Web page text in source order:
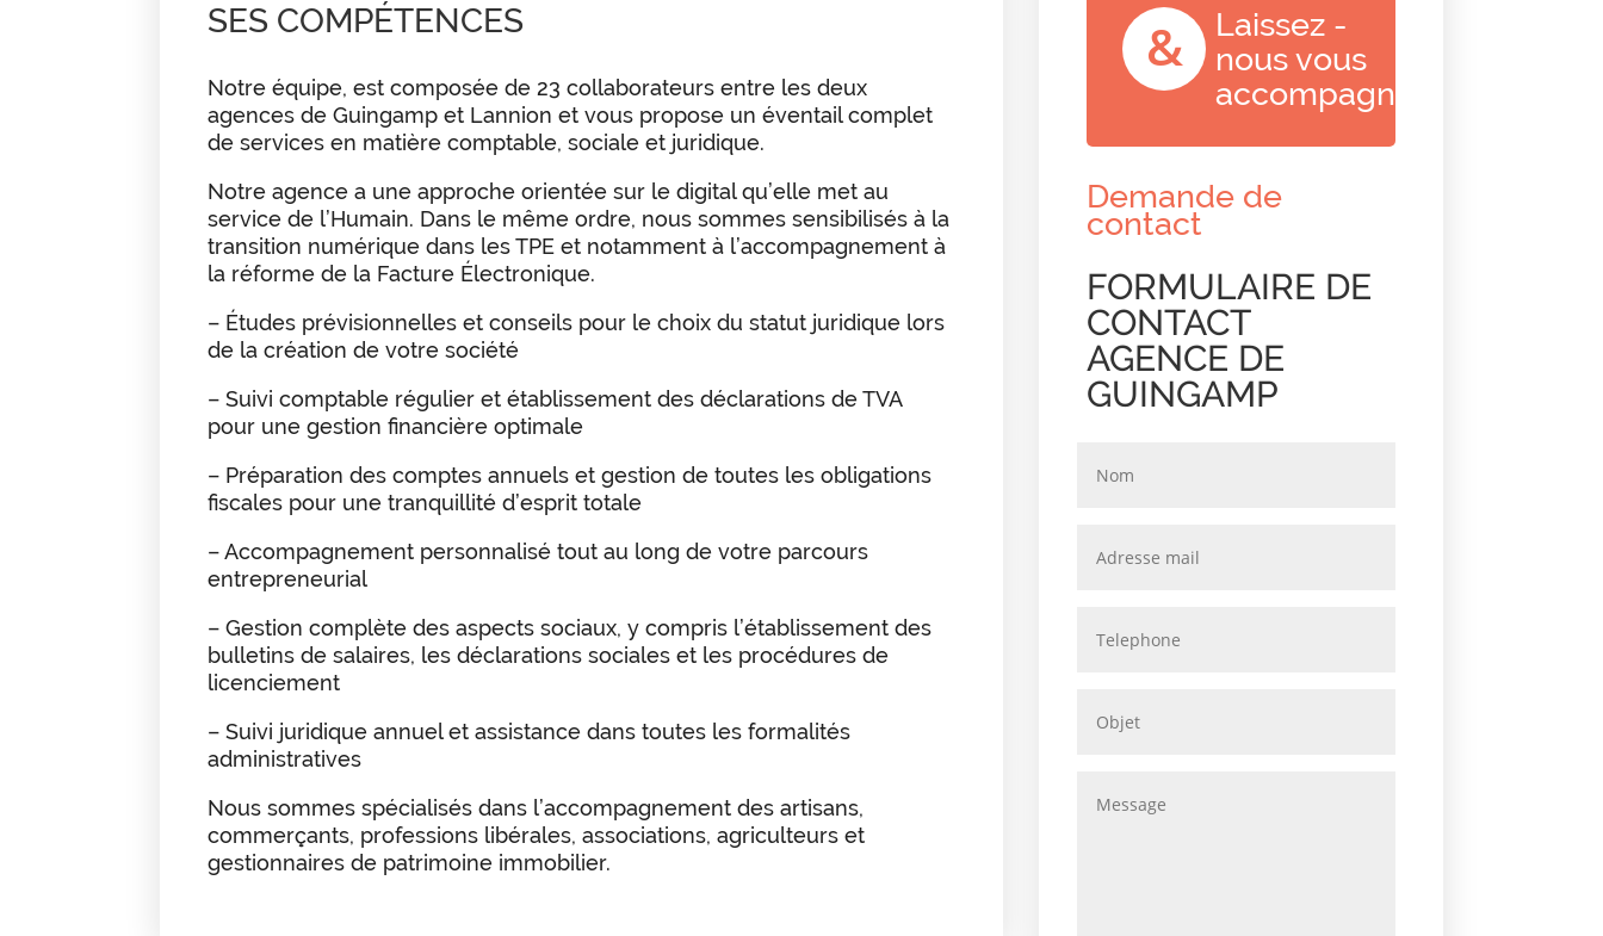
SES COMPÉTENCES
Notre équipe, est composée de 23 collaborateurs entre les deux
agences de Guingamp et Lannion et vous propose un éventail complet
de services en matière comptable, sociale et juridique.
Notre agence a une approche orientée sur le digital qu’elle met au
service de l’Humain. Dans le même ordre, nous sommes sensibilisés à la
transition numérique dans les TPE et notamment à l’accompagnement à
la réforme de la Facture Électronique.
– Études prévisionnelles et conseils pour le choix du statut juridique lors
de la création de votre société
– Suivi comptable régulier et établissement des déclarations de TVA
pour une gestion financière optimale
– Préparation des comptes annuels et gestion de toutes les obligations
fiscales pour une tranquillité d’esprit totale
– Accompagnement personnalisé tout au long de votre parcours
entrepreneurial
– Gestion complète des aspects sociaux, y compris l’établissement des
bulletins de salaires, les déclarations sociales et les procédures de
licenciement
– Suivi juridique annuel et assistance dans toutes les formalités
administratives
Nous sommes spécialisés dans l’accompagnement des artisans,
commerçants, professions libérales, associations, agriculteurs et
gestionnaires de patrimoine immobilier.
&
Laissez -
nous vous
accompagner
Demande de
contact
FORMULAIRE DE
CONTACT
AGENCE DE
GUINGAMP